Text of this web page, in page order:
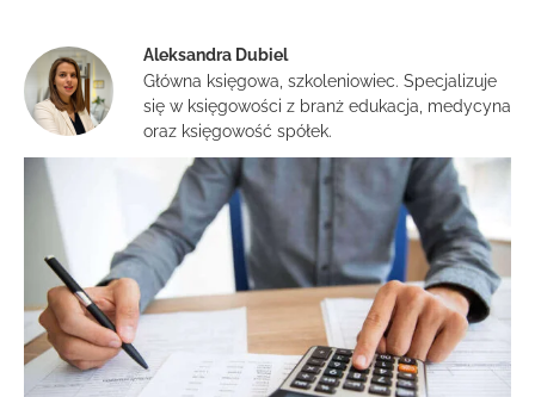
Aleksandra Dubiel
Główna księgowa, szkoleniowiec. Specjalizuje
się w księgowości z branż edukacja, medycyna
oraz księgowość spółek.